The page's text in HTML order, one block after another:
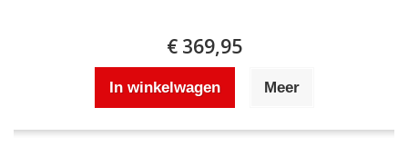
€ 369,95
In winkelwagen Meer